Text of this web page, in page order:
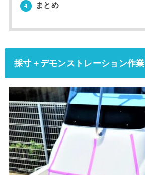
4 まとめ
採寸＋デモンストレーション作業